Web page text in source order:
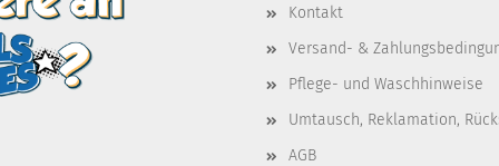
Kontakt
Versand- &
Pflege- und Waschhinweise
Umtausch, Reklamation,
AGB